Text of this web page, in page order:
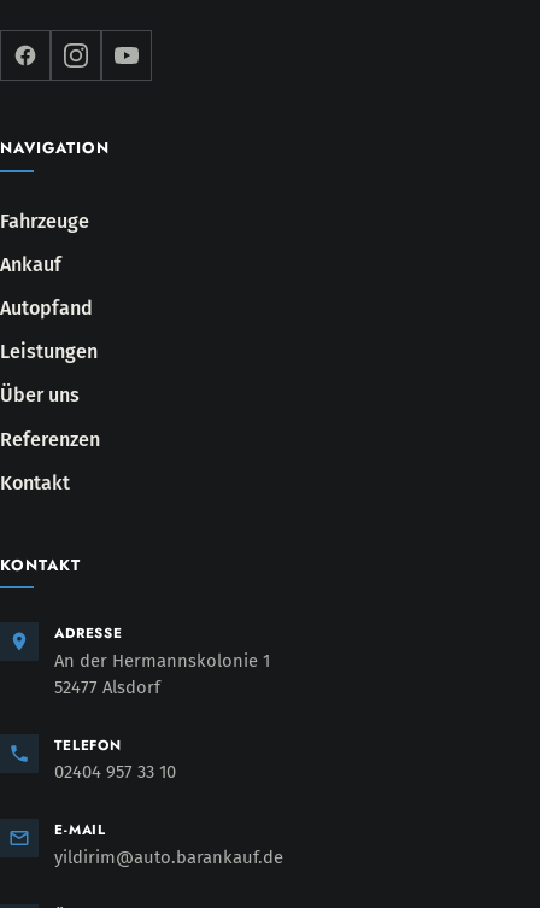
NAVIGATION
Fahrzeuge
Ankauf
Autopfand
Leistungen
Über uns
Referenzen
Kontakt
KONTAKT
ADRESSE
An der Hermannskolonie 1
52477 Alsdorf
TELEFON
02404 957 33 10
E-MAIL
yildirim@auto.barankauf.de